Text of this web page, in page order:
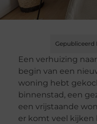
Een verhuizing
begin van een
woning hebt
binnenstad, een
een vrijstaande
er komt veel kijken